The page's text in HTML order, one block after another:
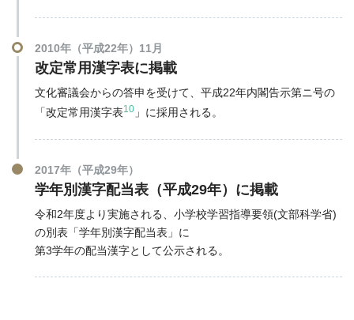
2010年（平成22年）11月
改定常用漢字表に掲載
文化審議会からの答申を受けて、平成22年内閣告示第ニ号の
「改定常用漢字表10」に採用される。
2017年（平成29年）
学年別漢字配当表（平成29年）に掲載
令和2年度より実施される、小学校学習指導要領(文部科学省)
の別表「学年別漢字配当表」に
第3学年の配当漢字として公示される。